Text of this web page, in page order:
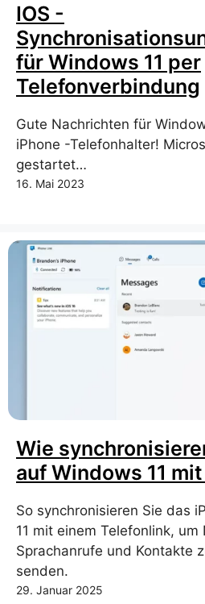
IOS -
für Windows 11 per
Telefonverbindung
Gute Nachrichten für
iPhone -Telefonhalter!
gestartet…
16. Mai 2023
Wie
auf Windows 11
So synchronisieren Sie das
11 mit einem Telefonlink, um
Sprachanrufe und Kontakte
senden.
29. Januar 2025